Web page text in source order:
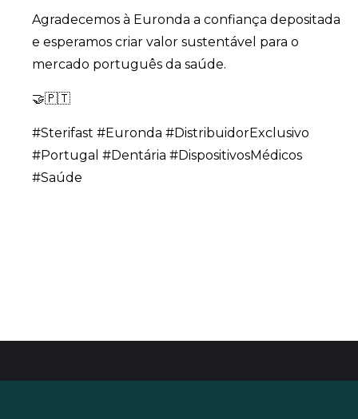
Agradecemos à Euronda a confiança depositada
e esperamos criar valor sustentável para o
mercado português da saúde.
🤝🇵🇹
#Sterifast #Euronda #DistribuidorExclusivo
#Portugal #Dentária #DispositivosMédicos
#Saúde